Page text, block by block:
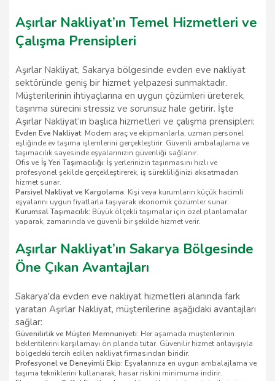
Aşırlar Nakliyat’ın Temel Hizmetleri ve
Çalışma Prensipleri
Aşırlar Nakliyat, Sakarya bölgesinde evden eve nakliyat
sektöründe geniş bir hizmet yelpazesi sunmaktadır.
Müşterilerinin ihtiyaçlarına en uygun çözümleri üreterek,
taşınma sürecini stressiz ve sorunsuz hale getirir. İşte
Aşırlar Nakliyat’ın başlıca hizmetleri ve çalışma prensipleri:
Evden Eve Nakliyat: Modern araç ve ekipmanlarla, uzman personel
eşliğinde ev taşıma işlemlerini gerçekleştirir. Güvenli ambalajlama ve
taşımacılık sayesinde eşyalarınızın güvenliği sağlanır.
Ofis ve İş Yeri Taşımacılığı: İş yerlerinizin taşınmasını hızlı ve
profesyonel şekilde gerçekleştirerek, iş sürekliliğinizi aksatmadan
hizmet sunar.
Parsiyel Nakliyat ve Kargolama: Kişi veya kurumların küçük hacimli
eşyalarını uygun fiyatlarla taşıyarak ekonomik çözümler sunar.
Kurumsal Taşımacılık: Büyük ölçekli taşımalar için özel planlamalar
yaparak, zamanında ve güvenli bir şekilde hizmet verir.
Aşırlar Nakliyat’ın Sakarya Bölgesinde
Öne Çıkan Avantajları
Sakarya'da evden eve nakliyat hizmetleri alanında fark
yaratan Aşırlar Nakliyat, müşterilerine aşağıdaki avantajları
sağlar:
Güvenilirlik ve Müşteri Memnuniyeti: Her aşamada müşterilerinin
beklentilerini karşılamayı ön planda tutar. Güvenilir hizmet anlayışıyla
bölgedeki tercih edilen nakliyat firmasından biridir.
Profesyonel ve Deneyimli Ekip: Eşyalarınıza en uygun ambalajlama ve
taşıma tekniklerini kullanarak, hasar riskini minimuma indirir.